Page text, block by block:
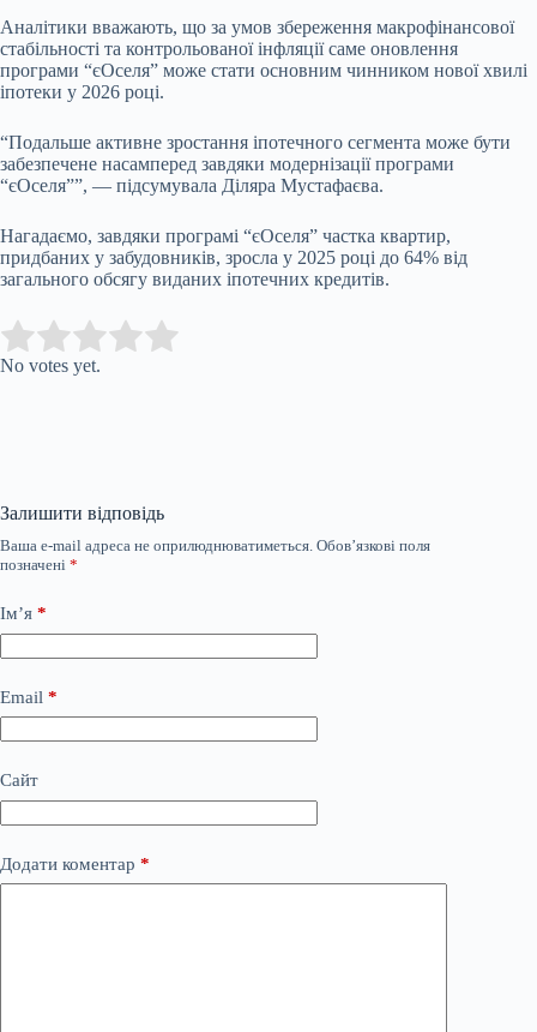
Аналітики вважають, що за умов збереження макрофінансової
стабільності та контрольованої інфляції саме оновлення
програми “єОселя” може стати основним чинником нової хвилі
іпотеки у 2026 році.
“Подальше активне зростання іпотечного сегмента може бути
забезпечене насамперед завдяки модернізації програми
“єОселя””, — підсумувала Діляра Мустафаєва.
Нагадаємо, завдяки програмі “єОселя” частка квартир,
придбаних у забудовників, зросла у 2025 році до 64% від
загального обсягу виданих іпотечних кредитів.
Rate this item:
No votes yet.
Залишити відповідь
Ваша e-mail адреса не оприлюднюватиметься. Обов’язкові поля
позначені *
Ім’я *
Email *
Сайт
Додати коментар *